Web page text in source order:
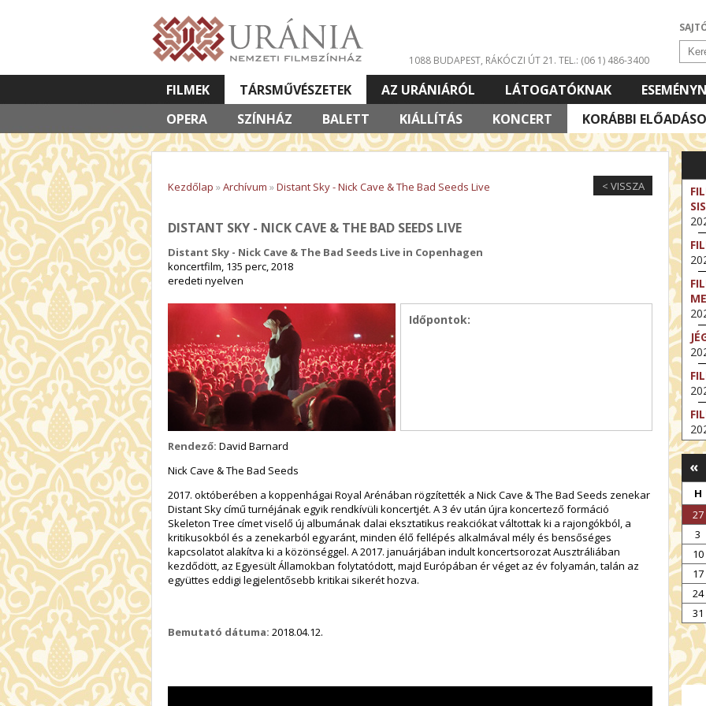
1088 BUDAPEST, RÁKÓCZI ÚT 21. TEL.: (06 1) 486-3400
FILMEK
TÁRSMŰVÉSZETEK
OPERA
SZÍNHÁZ BALETT KIÁLLÍTÁS KONCERT KORÁBBI
AZ URÁNIÁRÓL LÁTOGATÓKNAK
VETÍTETT KÉPES ELŐADÁSOK
< VISSZA
Kezdőlap »Archívum »Distant Sky - Nick Cave & The Bad Seeds Live
DISTANT SKY - NICK CAVE & THE BAD SEEDS LIVE
Distant Sky - Nick Cave & The Bad Seeds Live in Copenhagen
koncertfilm, 135 perc, 2018
eredeti nyelven
Időpontok:
Rendező: David Barnard
Nick Cave & The Bad Seeds
2017. októberében a koppenhágai Royal Arénában rögzítették a Nick Cave & The Bad Seeds zenekar
Distant Sky című turnéjának egyik rendkívüli koncertjét. A 3 év után újra koncertező formáció
Skeleton Tree címet viselő új albumának dalai eksztatikus reakciókat váltottak ki a rajongókból, a
kritikusokból és a zenekarból egyaránt, minden élő fellépés alkalmával mély és bensőséges
kapcsolatot alakítva ki a közönséggel. A 2017. januárjában indult koncertsorozat Ausztráliában
kezdődött, az Egyesült Államokban folytatódott, majd Európában ér véget az év folyamán, talán az
együttes eddigi legjelentősebb kritikai sikerét hozva.
Bemutató dátuma: 2018.04.12.
«
H
27
3
10
17
24
31